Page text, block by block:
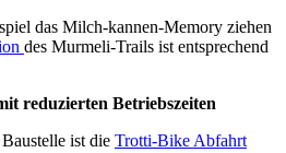
das Milch-kannen-Memory ziehen
des Murmeli-Trails ist entsprechend
reduzierten Betriebszeiten
ist die Trotti-Bike Abfahrt